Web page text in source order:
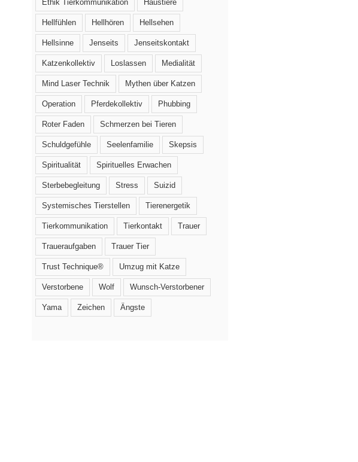
Ethik Tierkommunikation Haustiere
Hellfühlen Hellhören Hellsehen
Hellsinne Jenseits Jenseitskontakt
Katzenkollektiv Loslassen Medialität
Mind Laser Technik Mythen über Katzen
Operation Pferdekollektiv Phubbing
Roter Faden Schmerzen bei Tieren
Schuldgefühle Seelenfamilie Skepsis
Spiritualität Spirituelles Erwachen
Sterbebegleitung Stress Suizid
Systemisches Tierstellen Tierenergetik
Tierkommunikation Tierkontakt Trauer
Traueraufgaben Trauer Tier
Trust Technique® Umzug mit Katze
Verstorbene Wolf Wunsch-Verstorbener
Yama Zeichen Ängste